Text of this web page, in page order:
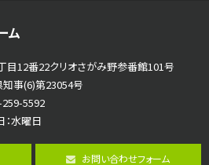
古淵駅
バ12分 歩4分
と水まわりをまとめ…
3,680万円
4ＳＬＤＫ
ム
12番22クリオさがみ野参番館101号
事(6)第23054号
259-5592
水曜日
お問い合わせフォーム